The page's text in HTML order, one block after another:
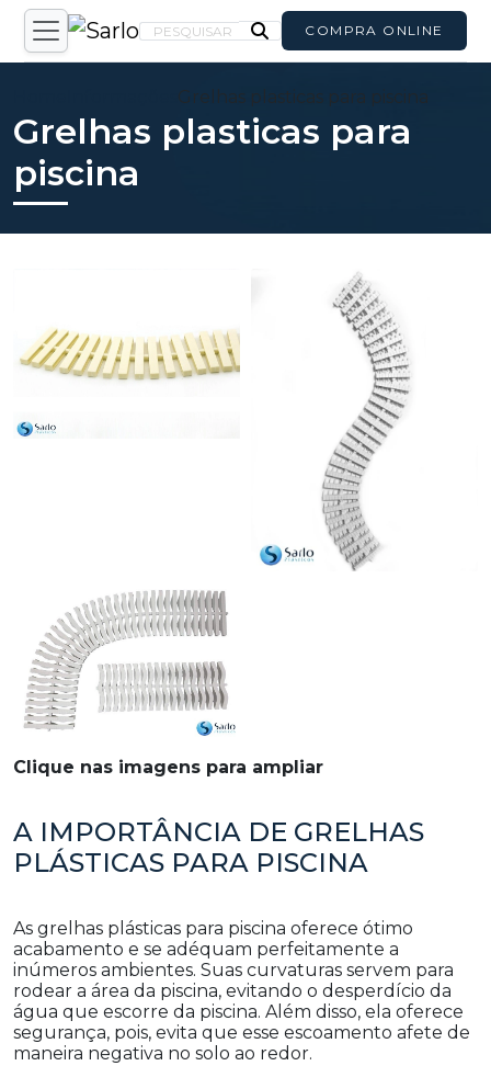
PESQUISAR COMPRA ONLINE
Grelhas plasticas para piscina
Grelhas plasticas para
piscina
Clique nas imagens para ampliar
A IMPORTÂNCIA DE GRELHAS
PLÁSTICAS PARA PISCINA
As grelhas plásticas para piscina oferece ótimo
acabamento e se adéquam perfeitamente a
inúmeros ambientes. Suas curvaturas servem para
rodear a área da piscina, evitando o desperdício da
água que escorre da piscina. Além disso, ela oferece
segurança, pois, evita que esse escoamento afete de
maneira negativa no solo ao redor.